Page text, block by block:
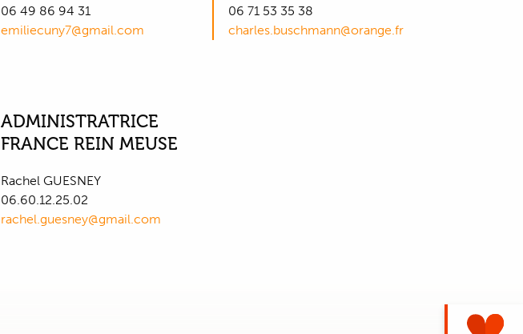
06 49 86 94 31
emiliecuny7@gmail.com
06 71 53 35 38
charles.buschmann@orange.fr
ADMINISTRATRICE
FRANCE REIN MEUSE
Rachel GUESNEY
06.60.12.25.02
rachel.guesney@gmail.com